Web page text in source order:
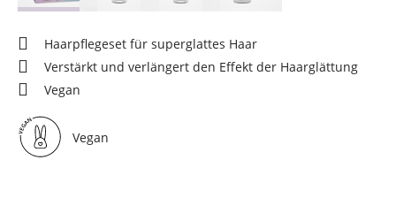
Haarpflegeset für superglattes Haar
Verstärkt und verlängert den Effekt der Haarglättung
Vegan
Vegan